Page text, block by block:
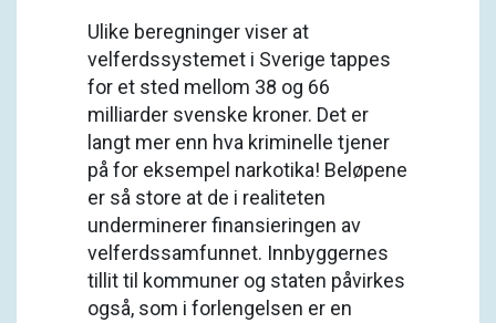
Ulike beregninger viser at
velferdssystemet i Sverige tappes
for et sted mellom 38 og 66
milliarder svenske kroner. Det er
langt mer enn hva kriminelle tjener
på for eksempel narkotika! Beløpene
er så store at de i realiteten
underminerer finansieringen av
velferdssamfunnet. Innbyggernes
tillit til kommuner og staten påvirkes
også, som i forlengelsen er en